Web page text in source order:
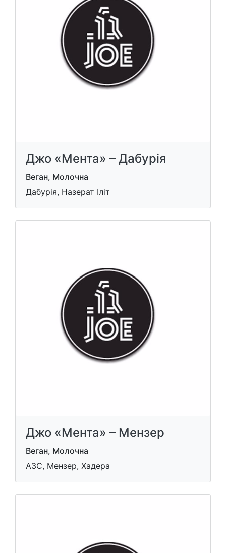
Джо «Мента» – Дабурія
Веган, Молочна
Дабурія, Назерат Іліт
Джо «Мента» – Мензер
Веган, Молочна
АЗС, Мензер, Хадера